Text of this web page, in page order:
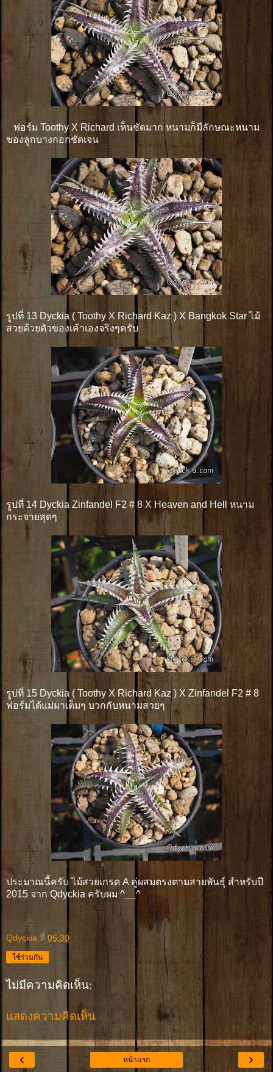
ฟอร์ม Toothy X Richard เห็นชัดมาก หนามก็มีลักษณะหนาม
ของลูกบางกอกชัดเจน
รูปที่ 13 Dyckia ( Toothy X Richard Kaz ) X Bangkok Star ไม้
สวยด้วยตัวของเค้าเองจริงๆครับ
รูปที่ 14 Dyckia Zinfandel F2 # 8 X Heaven and Hell หนาม
กระจายสุดๆ
รูปที่ 15 Dyckia ( Toothy X Richard Kaz ) X Zinfandel F2 # 8
ฟอร์มได้แม่มาเต็มๆ บวกกับหนามสวยๆ
ประมาณนี้ครับ ไม้สวยเกรด A คู่ผสมตรงตามสายพันธุ์ สำหรับปี
2015 จาก Qdyckia ครับผม ^__^
Qdyckia ที่ 06:30
ใช้ร่วมกัน
ไม่มีความคิดเห็น:
แสดงความคิดเห็น
‹ ›
หน้าแรก